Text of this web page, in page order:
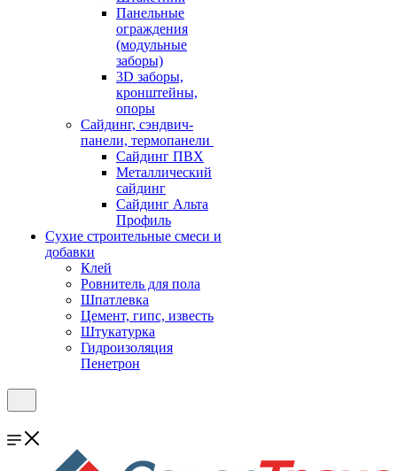
Панельные
ограждения
(модульные
заборы)
3D заборы,
кронштейны,
опоры
Cайдинг, сэндвич-
панели, термопанели
Сайдинг ПВХ
Металлический
сайдинг
Сайдинг Альта
Профиль
Сухие строительные смеси и
добавки
Клей
Ровнитель для пола
Шпатлевка
Цемент, гипс, известь
Штукатурка
Гидроизоляция
Пенетрон